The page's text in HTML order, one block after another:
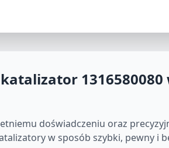
katalizator 1316580080
doświadczeniu oraz
w sposób szybki, pewny i